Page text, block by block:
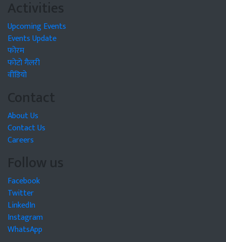
Activities
Upcoming Events
Events Update
फोरम
फोटो गैलरी
वीडियो
Contact
About Us
Contact Us
Careers
Follow us
Facebook
Twitter
LinkedIn
Instagram
WhatsApp